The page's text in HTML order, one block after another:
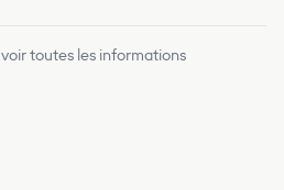
toutes les informations